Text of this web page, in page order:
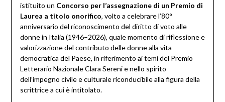
istituito un Concorso per l’assegnazione di un Premio di
Laurea a titolo onorifico, volto a celebrare l’80°
anniversario del riconoscimento del diritto di voto alle
donne in Italia (1946–2026), quale momento di riflessione e
valorizzazione del contributo delle donne alla vita
democratica del Paese, in riferimento ai temi del Premio
Letterario Nazionale Clara Sereni e nello spirito
dell’impegno civile e culturale riconducibile alla figura della
scrittrice a cui è intitolato.